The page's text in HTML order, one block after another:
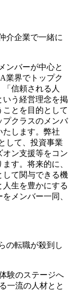
介企業で一緒に
ンバーが中心と
業界でトップク
信頼される人
う経営理念を掲
とを目的として
プクラスのメンバ
たします。弊社
して、投資事業
ン支援等をコン
す。将来的に、
して関与できる機
生を豊かにする
メンバー一同、
の転職が殺到し
験のステージへ
一流の人材とと